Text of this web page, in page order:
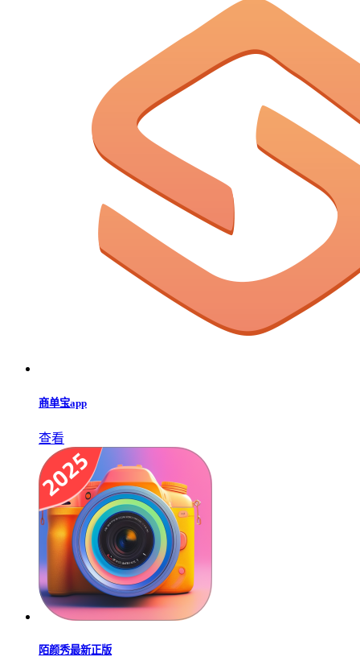
商单宝app
查看
陌颜秀最新正版